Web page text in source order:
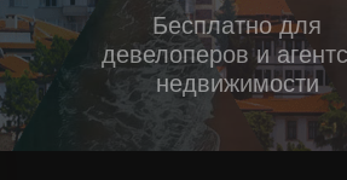
Бесплатно для
девелоперов и
недвижимости